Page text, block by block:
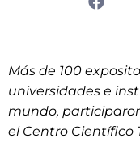
Más de 100
universidades e
mundo,
el Centro Científico